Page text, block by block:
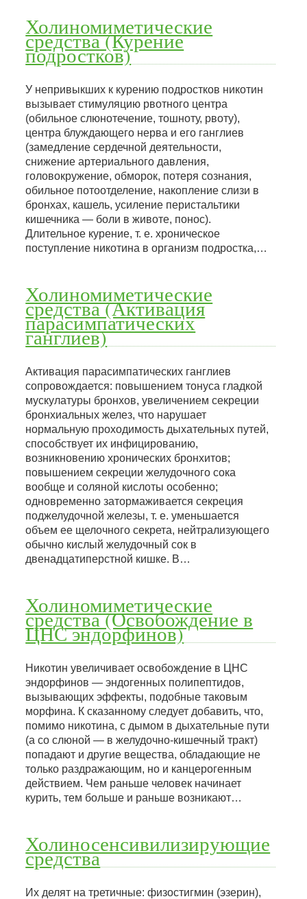
Холиномиметические
средства (Курение
подростков)
У непривыкших к курению подростков никотин
вызывает стимуляцию рвотного центра
(обильное слюнотечение, тошноту, рвоту),
центра блуждающего нерва и его ганглиев
(замедление сердечной деятельности,
снижение артериального давления,
головокружение, обморок, потеря сознания,
обильное потоотделение, накопление слизи в
бронхах, кашель, усиление перистальтики
кишечника — боли в животе, понос).
Длительное курение, т. е. хроническое
поступление никотина в организм подростка,…
Холиномиметические
средства (Активация
парасимпатических
ганглиев)
Активация парасимпатических ганглиев
сопровождается: повышением тонуса гладкой
мускулатуры бронхов, увеличением секреции
бронхиальных желез, что нарушает
нормальную проходимость дыхательных путей,
способствует их инфицированию,
возникновению хронических бронхитов;
повышением секреции желудочного сока
вообще и соляной кислоты особенно;
одновременно затормаживается секреция
поджелудочной железы, т. е. уменьшается
объем ее щелочного секрета, нейтрализующего
обычно кислый желудочный сок в
двенадцатиперстной кишке. В…
Холиномиметические
средства (Освобождение в
ЦНС эндорфинов)
Никотин увеличивает освобождение в ЦНС
эндорфинов — эндогенных полипептидов,
вызывающих эффекты, подобные таковым
морфина. К сказанному следует добавить, что,
помимо никотина, с дымом в дыхательные пути
(а со слюной — в желудочно-кишечный тракт)
попадают и другие вещества, обладающие не
только раздражающим, но и канцерогенным
действием. Чем раньше человек начинает
курить, тем больше и раньше возникают…
Холиносенсивилизирующие
средства
Их делят на третичные: физостигмин (эзерин),